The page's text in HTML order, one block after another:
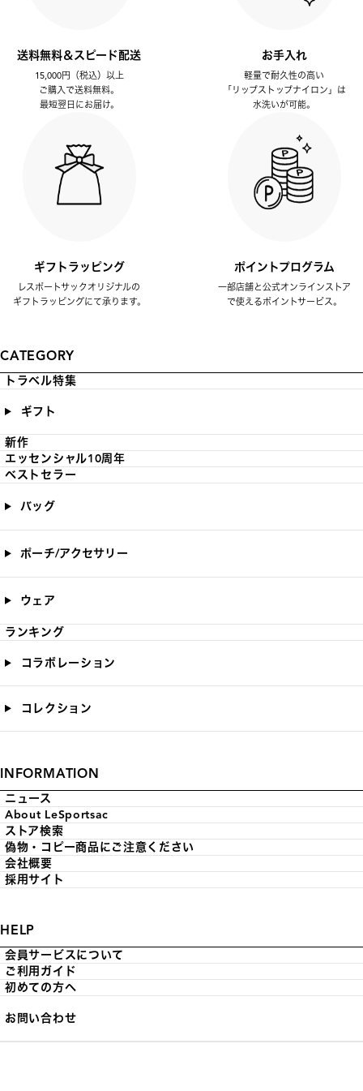
送料無料＆スピード配送
15,000円（税込）以上
ご購入で送料無料。
最短翌日にお届け。
お手入れ
軽量で耐久性の高い
「リップストップナイロン」は
水洗いが可能。
ギフトラッピング
レスポートサックオリジナルの
ギフトラッピングにて承ります。
ポイントプログラム
一部店舗と公式オンラインストア
で使えるポイントサービス。
CATEGORY
トラベル特集
ギフト
新作
エッセンシャル10周年
ベストセラー
バッグ
ポーチ/アクセサリー
ウェア
ランキング
コラボレーション
コレクション
INFORMATION
ニュース
About LeSportsac
ストア検索
偽物・コピー商品にご注意ください
会社概要
採用サイト
HELP
会員サービスについて
ご利用ガイド
初めての方へ
お問い合わせ